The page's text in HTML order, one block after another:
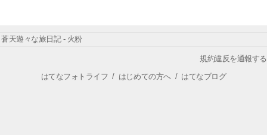
蒼天遊々な旅日記 - 火粉
規約違反を通報する
はてなフォトライフ / はじめての方へ/ はてなブログ